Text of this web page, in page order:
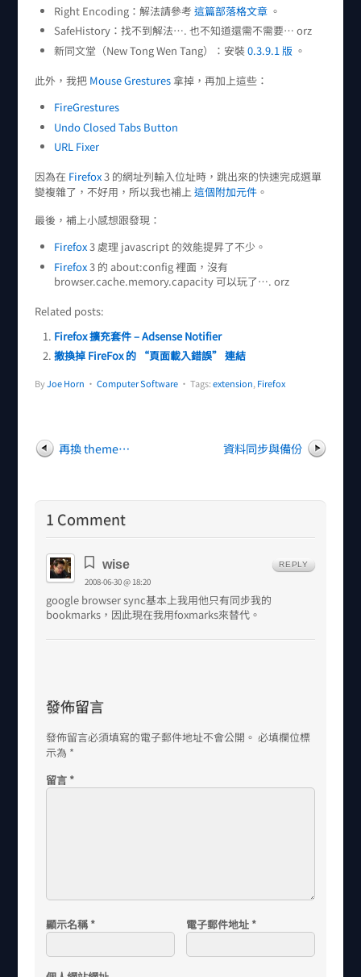
Right Encoding：解法請參考 這篇部落格文章。
SafeHistory：找不到解法…. 也不知道還需不需要… orz
新同文堂（New Tong Wen Tang）：安裝0.3.9.1 版 。
此外，我把 Mouse Grestures拿掉，再加上這些：
FireGrestures
Undo Closed Tabs Button
URL Fixer
因為在 Firefox3 的網址列輸入位址時，跳出來的快速完成選單
變複雜了，不好用，所以我也補上這個附加元件。
最後，補上小感想跟發現：
Firefox3 處理 javascript 的效能提昇了不少。
Firefox3 的 about:config 裡面，沒有
browser.cache.memory.capacity 可以玩了…. orz
Related posts:
Firefox 擴充套件 – Adsense Notifier
撤換掉 FireFox 的 “頁面載入錯誤” 連結
ByJoe Horn • Computer Software • Tags:extension, Firefox
再換 theme… 資料同步與備份
1 Comment
wise
2008-06-30 @ 18:20
google browser sync基本上我用他只有同步我的
bookmarks，因此現在我用foxmarks來替代。
REPLY
發佈留言
發佈留言必須填寫的電子郵件地址不會公開。 必填欄位標
示為 *
留言 *
顯示名稱 * 電子郵件地址 *